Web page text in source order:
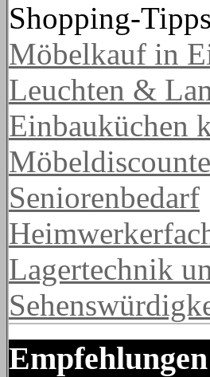
Shopping-Tipps
Möbelkauf in
Leuchten &
Einbauküchen
Seniorenbedarf
Lagertechnik
Empfehlungen